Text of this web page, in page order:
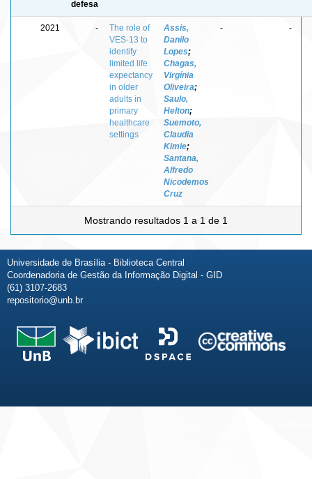
defesa
2021 -
The role of
VES-13 to
identify
limited life
expectancy
in older
adults in
primary
healthcare
settings
Assis,
Danilo
Lopes;
Chagas,
Virgínia
Oliveira;
Saulo,
Helton;
Suemoto,
Claudia
Kimie;
Santana,
Alfredo
Nicodemos
Cruz
- -
Mostrando resultados 1 a 1 de 1
Universidade de Brasília - Biblioteca Central
Coordenadoria de Gestão da Informação Digital - GID
(61) 3107-2683
repositorio@unb.br